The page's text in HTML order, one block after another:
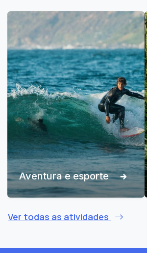
Aventura e esporte
Ver todas as atividades